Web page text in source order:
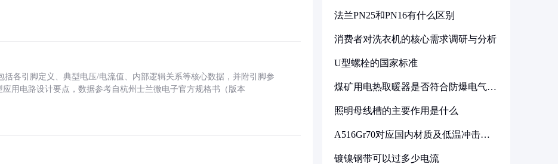
括各引脚定义、典型电压/电流值、内部逻辑关系等核心数据，并附引脚参
用电路设计要点，数据参考自杭州士兰微电子官方规格书（版本
法兰PN25和PN16有什么区别
消费者对洗衣机的核心需求调研与分析
U型螺栓的国家标准
煤矿用电热取暖器是否符合防爆电气设
照明母线槽的主要作用是什么
A516Gr70对应国内材质及低温冲击要
镀镍钢带可以过多少电流